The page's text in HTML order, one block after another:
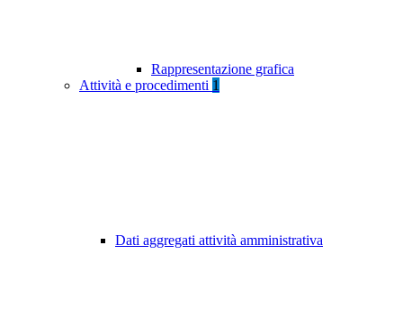
Rappresentazione grafica
Attività e procedimenti 1
Dati aggregati attività amministrativa